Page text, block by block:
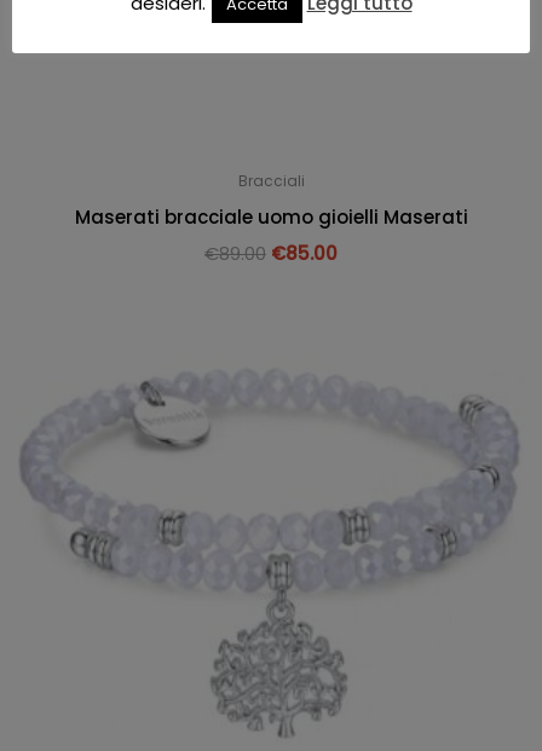
Bracciali
Maserati bracciale uomo gioielli Maserati
€89.00 €85.00
Accetta